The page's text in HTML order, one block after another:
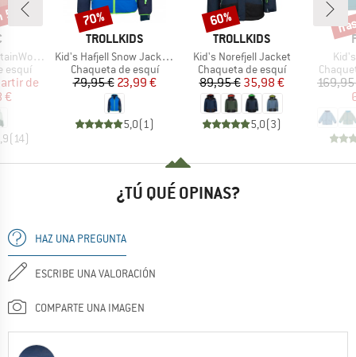
Long II
esquí
reducido
de
€
(14)
MARCA
TROLLKIDS
Artículo
Kid's Hafjell Snow Jacket XT
Product group
Chaqueta de esquí
Precio
79,95 €Precio reducido
23,99 €
5,0(1)
Descuento
70%
MARCA
TROLLKIDS
Artículo
Kid's Norefjell Jacket
Product group
Chaqueta de esquí
Precio
89,95 €Precio reducido
35,98 €
5,0(3)
Descuento
60%
¿TÚ QUÉ OPINAS?
HAZ UNA PREGUNTA
ESCRIBE UNA VALORACIÓN
COMPARTE UNA IMAGEN